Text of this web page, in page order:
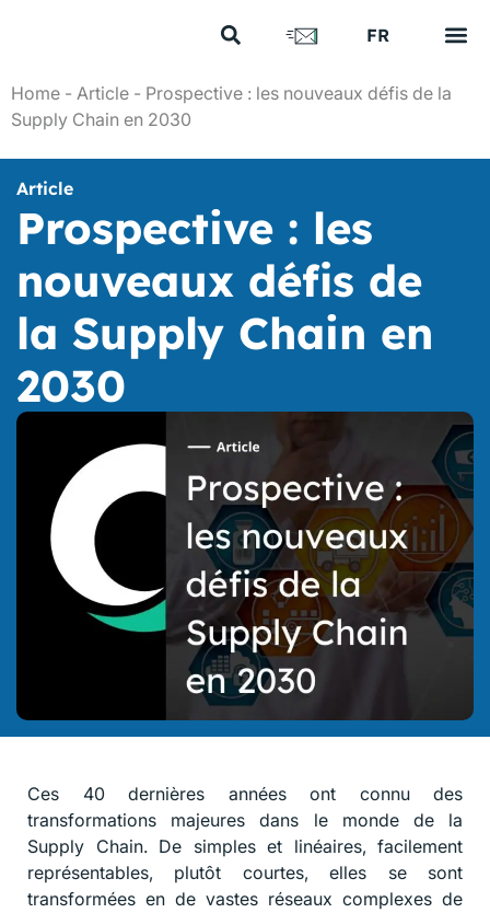
FR
EN
Home - Article - Prospective : les nouveaux défis de la
Supply Chain en 2030
Article
Prospective : les
nouveaux défis de
la Supply Chain en
2030
Ces 40 dernières années ont connu des
transformations majeures dans le monde de la
Supply Chain. De simples et linéaires, facilement
représentables, plutôt courtes, elles se sont
transformées en de vastes réseaux complexes de